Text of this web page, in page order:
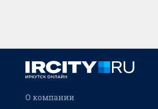
О компании